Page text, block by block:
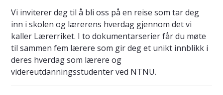
Vi inviterer deg til å bli oss på en reise som tar deg
inn i skolen og lærerens hverdag gjennom det vi
kaller Lærerriket. I to dokumentarserier får du møte
til sammen fem lærere som gir deg et unikt innblikk i
deres hverdag som lærere og
videreutdanningsstudenter ved NTNU.